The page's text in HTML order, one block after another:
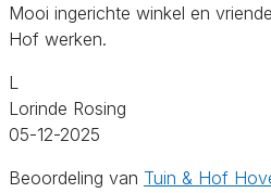
Mooi ingerichte winkel en
Hof werken.
L
Lorinde Rosing
05-12-2025
Beoordeling van Tuin & Hof